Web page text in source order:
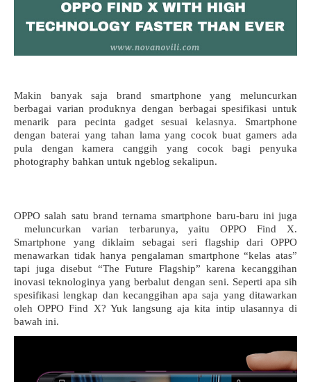
Makin banyak saja brand smartphone yang meluncurkan
berbagai varian produknya dengan berbagai spesifikasi untuk
menarik para pecinta gadget sesuai kelasnya. Smartphone
dengan baterai yang tahan lama yang cocok buat gamers ada
pula dengan kamera canggih yang cocok bagi penyuka
photography bahkan untuk ngeblog sekalipun.
OPPO salah satu brand ternama smartphone baru-baru ini juga
meluncurkan varian terbarunya, yaitu OPPO Find X.
Smartphone yang diklaim sebagai seri flagship dari OPPO
menawarkan tidak hanya pengalaman smartphone “kelas atas”
tapi juga disebut “The Future Flagship” karena kecanggihan
inovasi teknologinya yang berbalut dengan seni. Seperti apa sih
spesifikasi lengkap dan kecanggihan apa saja yang ditawarkan
oleh OPPO Find X? Yuk langsung aja kita intip ulasannya di
bawah ini.